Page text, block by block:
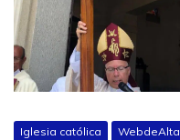
Iglesia católica WebdeAlta